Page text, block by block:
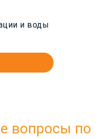
и воды
вопросы по